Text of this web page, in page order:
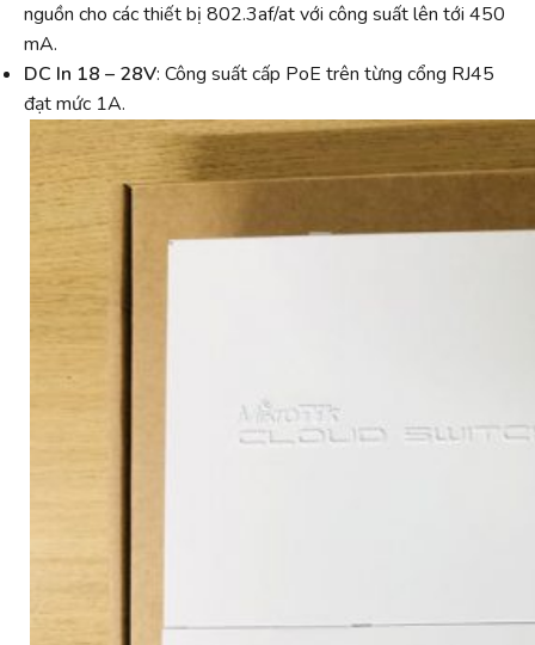
nguồn cho các thiết bị 802.3af/at với công suất lên tới 450
mA.
DC In 18 – 28V: Công suất cấp PoE trên từng cổng RJ45
đạt mức 1A.